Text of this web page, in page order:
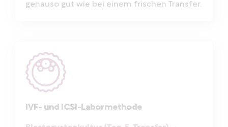
genauso gut wie bei einem frischen Transfer.
IVF- und ICSI-Labormethode